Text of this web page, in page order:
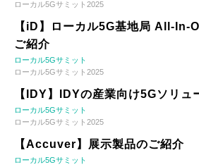
ローカル5Gサミット2025
【iD】ローカル5G基地局 All-In-
ご紹介
ローカル5Gサミット
ローカル5Gサミット2025
【IDY】IDYの産業向け5Gソリュ
ローカル5Gサミット
ローカル5Gサミット2025
【Accuver】展示製品のご紹介
ローカル5Gサミット